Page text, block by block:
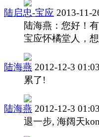
陆启忠-宝应 2013-11-
陆海燕：您好！
宝应怀橘堂人，
陆海燕 2012-12-3 01:03
累了!
陆海燕 2012-12-3 01:03
退一步, 海阔天